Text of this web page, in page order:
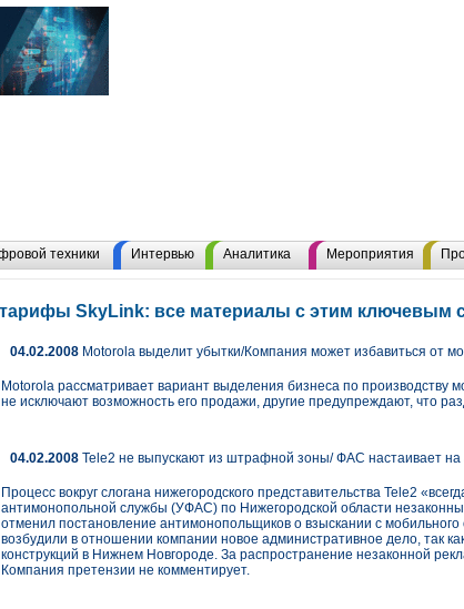
техники Интервью Аналитика Мероприятия
тарифы SkyLink: все материалы с этим ключевым
04.02.2008 Motorola выделит убытки/Компания может избавиться от
Motorola рассматривает вариант выделения бизнеса по
не исключают возможность его продажи, другие предупреждают, что
04.02.2008 Tele2 не выпускают из штрафной зоны/ ФАС настаивает
Процесс вокруг слогана нижегородского представительства Tele2
антимонопольной службы (УФАС) по Нижегородской области
отменил постановление антимонопольщиков о взыскании с
возбудили в отношении компании новое административное дело, так
конструкций в Нижнем Новгороде. За распространение незаконной
Компания претензии не комментирует.